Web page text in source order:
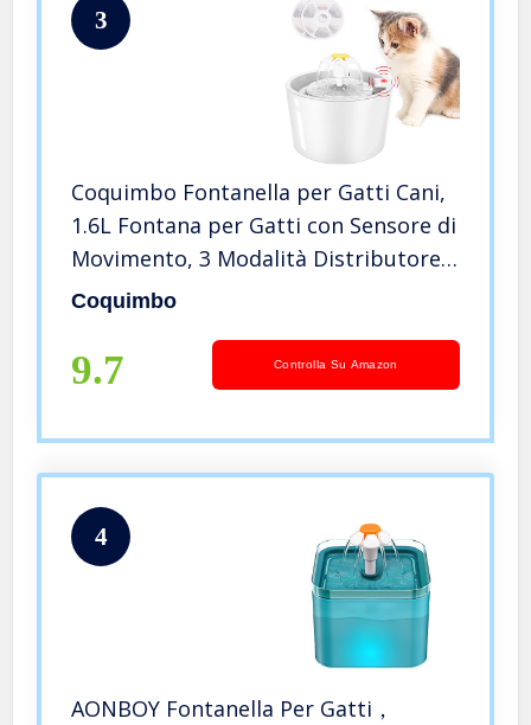
3
Coquimbo Fontanella per Gatti Cani,
1.6L Fontana per Gatti con Sensore di
Movimento, 3 Modalità Distributore
d’Acqua per Fontana Super Silenzioso
(Bianco)
Coquimbo
9.7 Controlla Su Amazon
4
AONBOY Fontanella Per Gatti，